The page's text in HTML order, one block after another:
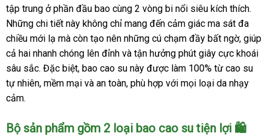
tập trung ở phần đầu bao cùng 2 vòng bi nổi siêu kích thích.
Những chi tiết này không chỉ mang đến cảm giác ma sát đa
chiều mới lạ mà còn tạo nên những cú chạm đầy bất ngờ, giúp
cả hai nhanh chóng lên đỉnh và tận hưởng phút giây cực khoái
sâu sắc. Đặc biệt, bao cao su này được làm 100% từ cao su
tự nhiên, mềm mại và an toàn, phù hợp với mọi loại da nhạy
cảm.
Bộ sản phẩm gồm 2 loại bao cao su tiện lợi 🛍️